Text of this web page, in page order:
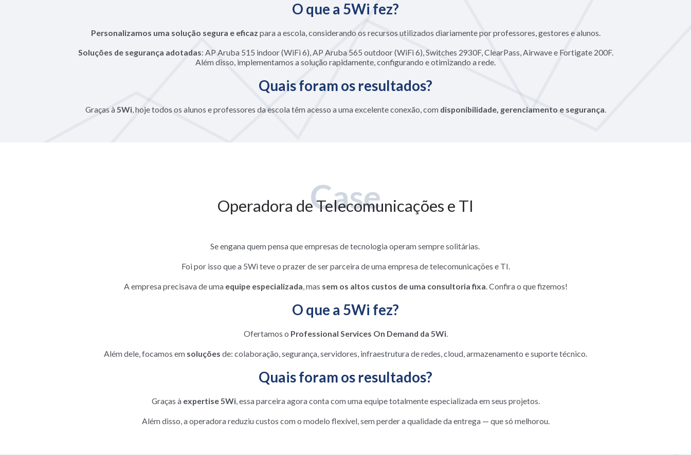
O que a 5Wi fez?
Personalizamos uma solução segura e eficaz para a escola, considerando os recursos utilizados diariamente por professores, gestores e alunos.
Soluções de segurança adotadas: AP Aruba 515 indoor (WiFi 6), AP Aruba 565 outdoor (WiFi 6), Switches 2930F, ClearPass, Airwave e Fortigate 200F.
Além disso, implementamos a solução rapidamente, configurando e otimizando a rede.
Quais foram os resultados?
Graças à 5Wi, hoje todos os alunos e professores da escola têm acesso a uma excelente conexão, com disponibilidade, gerenciamento e segurança.
Case
Operadora de Telecomunicações e TI
Se engana quem pensa que empresas de tecnologia operam sempre solitárias.
Foi por isso que a 5Wi teve o prazer de ser parceira de uma empresa de telecomunicações e TI.
A empresa precisava de uma equipe especializada, mas sem os altos custos de uma consultoria fixa. Confira o que fizemos!
O que a 5Wi fez?
Ofertamos o Professional Services On Demand da 5Wi.
Além dele, focamos em soluções de: colaboração, segurança, servidores, infraestrutura de redes, cloud, armazenamento e suporte técnico.
Quais foram os resultados?
Graças à expertise 5Wi, essa parceira agora conta com uma equipe totalmente especializada em seus projetos.
Além disso, a operadora reduziu custos com o modelo flexível, sem perder a qualidade da entrega — que só melhorou.